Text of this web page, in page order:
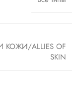
ALLIES OF
SKIN